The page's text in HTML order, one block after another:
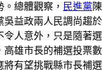
總體觀察， 民進黨 陳
吳益政兩人民調尚趨於
令人意外，只是隨著選
高雄市長的補選投票數
將有望挑戰縣市長補選